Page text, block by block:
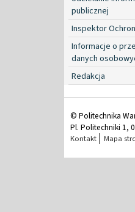
publicznej
Inspektor
Informacje o
danych
Redakcja
© Politechnika
Pl. Politechniki 1,
Kontakt Mapa